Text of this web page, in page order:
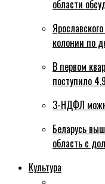
области
колонии по
В первом
поступило
3-НДФЛ
Беларусь
область с
Культура